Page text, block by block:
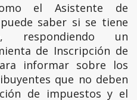
el Asistente de
saber si se tiene
respondiendo un
de Inscripción de
informar sobre los
que no deben
de impuestos y el